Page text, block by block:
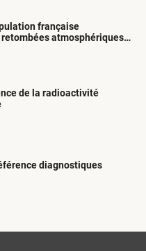
française
atmosphériques
de la radioactivité
diagnostiques